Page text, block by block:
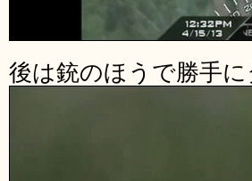
後は銃のほうで勝手